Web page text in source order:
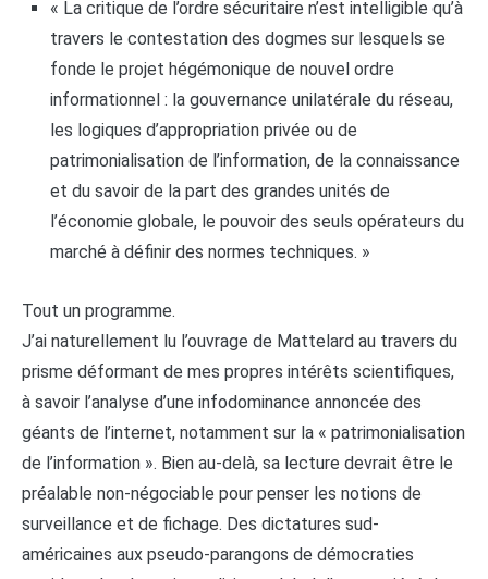
« La critique de l’ordre sécuritaire n’est intelligible qu’à
travers le contestation des dogmes sur lesquels se
fonde le projet hégémonique de nouvel ordre
informationnel : la gouvernance unilatérale du réseau,
les logiques d’appropriation privée ou de
patrimonialisation de l’information, de la connaissance
et du savoir de la part des grandes unités de
l’économie globale, le pouvoir des seuls opérateurs du
marché à définir des normes techniques. »
Tout un programme.
J’ai naturellement lu l’ouvrage de Mattelard au travers du
prisme déformant de mes propres intérêts scientifiques,
à savoir l’analyse d’une infodominance annoncée des
géants de l’internet, notamment sur la « patrimonialisation
de l’information ». Bien au-delà, sa lecture devrait être le
préalable non-négociable pour penser les notions de
surveillance et de fichage. Des dictatures sud-
américaines aux pseudo-parangons de démocraties